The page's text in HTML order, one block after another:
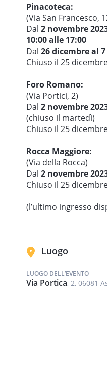
Pinacoteca:
(Via San Francesco,
Dal 2 novembre
10:00 alle 17:00
Dal 26 dicembre al
Chiuso il 25
Foro Romano:
(Via Portici, 2)
Dal 2 novembre
(chiuso il martedì)
Chiuso il 25
Rocca Maggiore:
(Via della Rocca)
Dal 2 novembre
Chiuso il 25
(l’ultimo ingresso
Luogo
LUOGO DELL’EVENTO
Via Portica, 2, 06081